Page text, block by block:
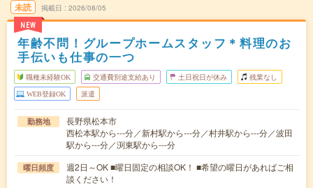
未読
NEW
掲載日 2026/08/05
年齢不問！グループホームスタッフ＊料理のお
手伝いも仕事の一つ
職種未経験OK 交通費別途支給あり 土日祝日が休み 残業なし
WEB登録OK 派遣
勤務地
長野県松本市
西松本駅から---分／新村駅から---分／村井駅から---分／波田
駅から---分／渕東駅から---分
曜日頻度
週2日～OK ■曜日固定の相談OK！ ■希望の曜日があればご相
談ください！